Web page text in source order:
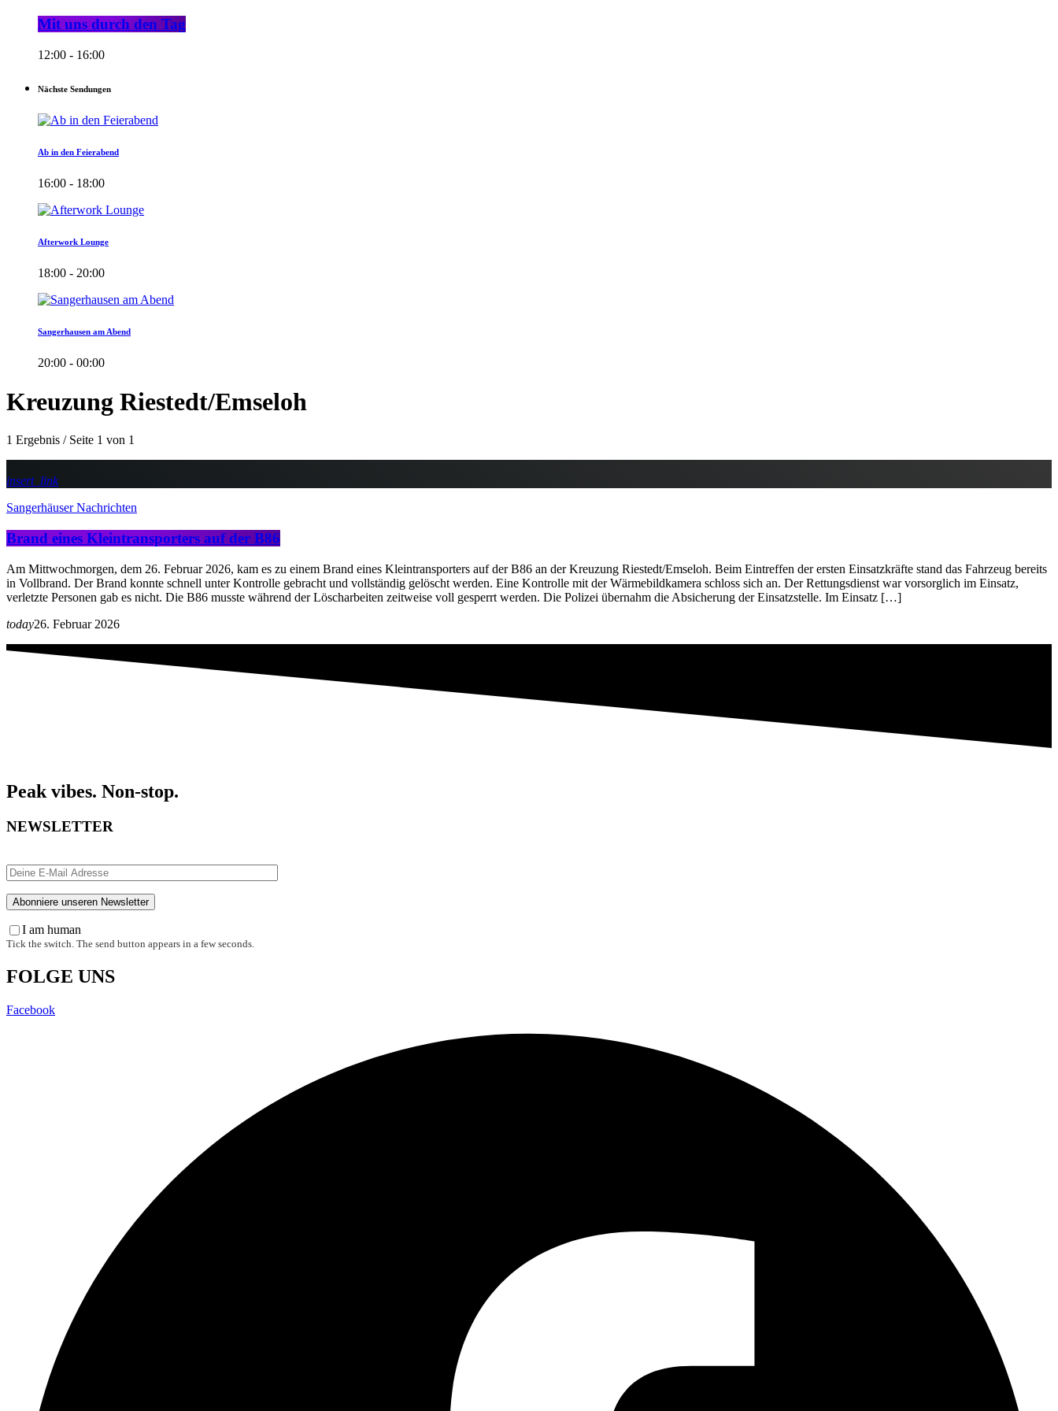
Mit uns durch den Tag
12:00 - 16:00
Nächste Sendungen
Ab in den Feierabend
16:00 - 18:00
Afterwork Lounge
18:00 - 20:00
Sangerhausen am Abend
20:00 - 00:00
Kreuzung Riestedt/Emseloh
1 Ergebnis / Seite 1 von 1
insert_link
Sangerhäuser Nachrichten
Brand eines Kleintransporters auf der B86
Am Mittwochmorgen, dem 26. Februar 2026, kam es zu einem Brand eines Kleintransporters auf der B86 an der Kreuzung Riestedt/Emseloh. Beim Eintreffen der ersten Einsatzkräfte stand das Fahrzeug bereits
in Vollbrand. Der Brand konnte schnell unter Kontrolle gebracht und vollständig gelöscht werden. Eine Kontrolle mit der Wärmebildkamera schloss sich an. Der Rettungsdienst war vorsorglich im Einsatz,
verletzte Personen gab es nicht. Die B86 musste während der Löscharbeiten zeitweise voll gesperrt werden. Die Polizei übernahm die Absicherung der Einsatzstelle. Im Einsatz […]
today26. Februar 2026
Peak vibes. Non-stop.
NEWSLETTER
I am human
Tick the switch. The send button appears in a few seconds.
FOLGE UNS
Facebook